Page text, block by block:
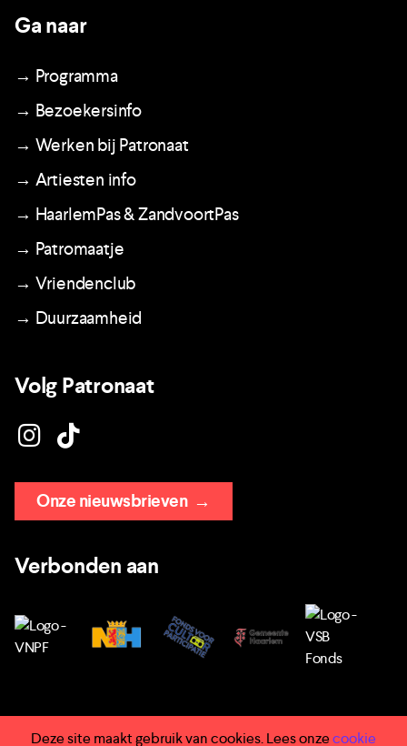
Ga naar
→ Programma
→ Bezoekersinfo
→ Werken bij Patronaat
→ Artiesten info
→ HaarlemPas & ZandvoortPas
→ Patromaatje
→ Vriendenclub
→ Duurzaamheid
Volg Patronaat
Onze nieuwsbrieven→
Verbonden aan
Deze site maakt gebruik van cookies. Lees onzecookie